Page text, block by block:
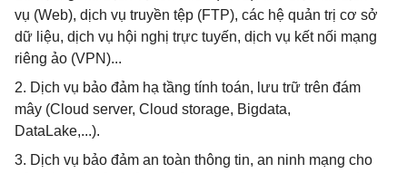
vụ (Web), dịch vụ truyền tệp (FTP), các hệ quản trị cơ sở
dữ liệu, dịch vụ hội nghị trực tuyến, dịch vụ kết nối mạng
riêng ảo (VPN)...
2. Dịch vụ bảo đảm hạ tầng tính toán, lưu trữ trên đám
mây (Cloud server, Cloud storage, Bigdata,
DataLake,...).
3. Dịch vụ bảo đảm an toàn thông tin, an ninh mạng cho